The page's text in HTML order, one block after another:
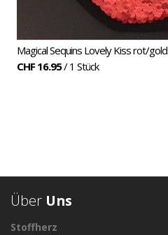
Magical Sequins Lovely Kiss rot/gold
CHF 16.95/ 1 Stück
Über Uns
Stoffherz